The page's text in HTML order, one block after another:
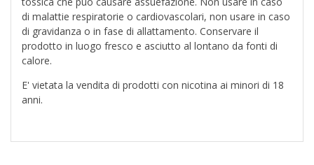
di malattie respiratorie o cardiovascolari, non usare in caso
di gravidanza o in fase di allattamento. Conservare il
prodotto in luogo fresco e asciutto al lontano da fonti di
calore.
E' vietata la vendita di prodotti con nicotina ai minori di 18
anni.